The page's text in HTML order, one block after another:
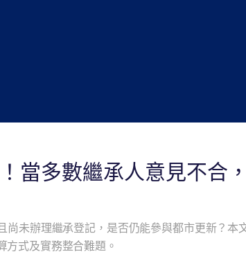
當多數繼承人意見不合
尚未辦理繼承登記，是否仍能參與都市更新？本
方式及實務整合難題。